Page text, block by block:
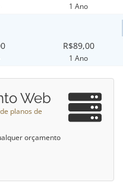
1 Ano
R$89,00
1 Ano
Web
planos de
orçamento